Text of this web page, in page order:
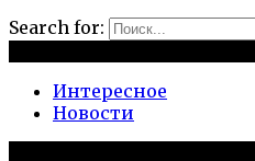
Search for:
Интересное
Новости